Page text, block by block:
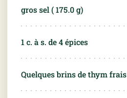
gros sel (175.0g)
1 c. à s. de 4 épices
Quelques brins de thym frais